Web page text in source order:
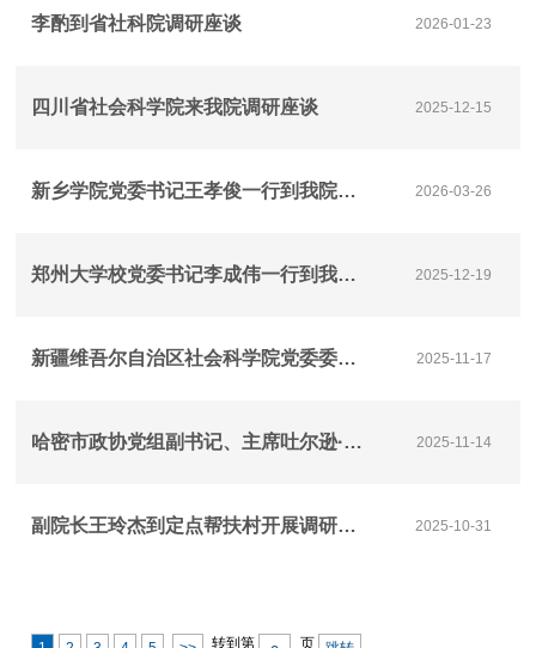
李酌到省社科院调研座谈 2026-01-23
四川省社会科学院来我院调研座谈 2025-12-15
新乡学院党委书记王孝俊一行到我院调研交流 2026-03-26
郑州大学校党委书记李成伟一行到我院进行专题调研座谈 2025-12-19
新疆维吾尔自治区社会科学院党委委员、副院长于尚平一行来我院调研座谈 2025-11-17
哈密市政协党组副书记、主席吐尔逊·艾麦提带队来我院调研座谈 2025-11-14
副院长王玲杰到定点帮扶村开展调研慰问 2025-10-31
转到第 页